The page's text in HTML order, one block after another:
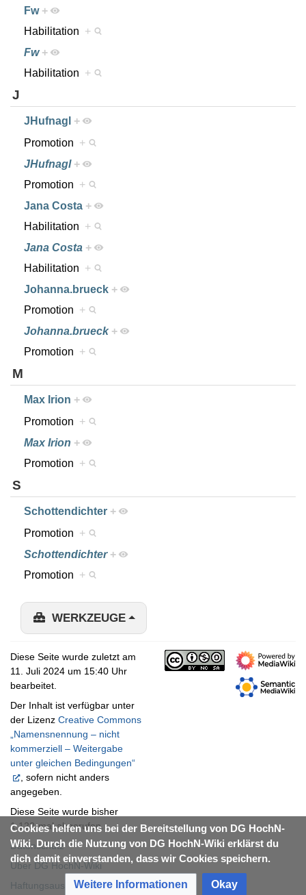
Fw +
Habilitation +
Fw +
Habilitation +
J
JHufnagl +
Promotion +
JHufnagl +
Promotion +
Jana Costa +
Habilitation +
Jana Costa +
Habilitation +
Johanna.brueck +
Promotion +
Johanna.brueck +
Promotion +
M
Max Irion +
Promotion +
Max Irion +
Promotion +
S
Schottendichter +
Promotion +
Schottendichter +
Promotion +
Cookies helfen uns bei der Bereitstellung von DG HochN-
Wiki. Durch die Nutzung von DG HochN-Wiki erklärst du
dich damit einverstanden, dass wir Cookies speichern.
Weitere Informationen Okay
WERKZEUGE
Diese Seite wurde zuletzt am
11. Juli 2024 um 15:40 Uhr
bearbeitet.
Der Inhalt ist verfügbar unter
der Lizenz Creative Commons
„Namensnennung – nicht
kommerziell – Weitergabe
unter gleichen Bedingungen“
, sofern nicht anders
angegeben.
Diese Seite wurde bisher
1.122-mal abgerufen.
Datenschutz
Über DG HochN-Wiki
Haftungsausschluss